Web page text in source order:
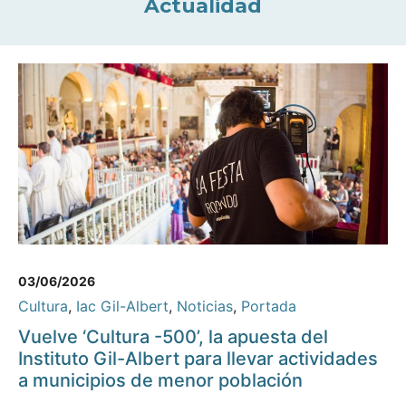
Actualidad
03/06/2026
Cultura, Iac Gil-Albert, Noticias, Portada
Vuelve ‘Cultura -500’, la apuesta del
Instituto Gil-Albert para llevar actividades
a municipios de menor población